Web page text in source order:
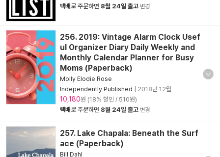
택배로 주문하면 8월 24일 출고 변경
256. 2019: Vintage Alarm Clock Usef
ul Organizer Diary Daily Weekly and
Monthly Calendar Planner for Busy
Moms (Paperback)
Molly Elodie Rose
Independently Published
2018년 12월
10,180원 (18% 할인 / 510원)
택배로 주문하면 8월 24일 출고 변경
257. Lake Chapala: Beneath the Surf
ace (Paperback)
Bill Dahl